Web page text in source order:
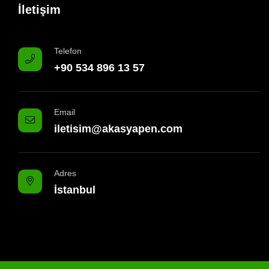
İletişim
Telefon
+90 534 896 13 57
Email
iletisim@akasyapen.com
Adres
İstanbul